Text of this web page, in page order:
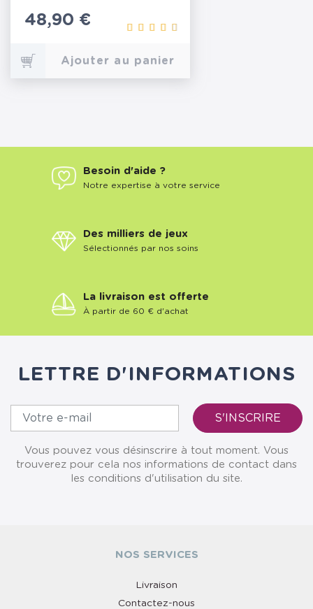
Prix
48,90 €
Ajouter au panier
Besoin d'aide ?
Notre expertise à votre service
Des milliers de jeux
Sélectionnés par nos soins
La livraison est offerte
À partir de 60 € d'achat
LETTRE D'INFORMATIONS
Vous pouvez vous désinscrire à tout moment. Vous
trouverez pour cela nos informations de contact dans
les conditions d'utilisation du site.
NOS SERVICES
Livraison
Contactez-nous